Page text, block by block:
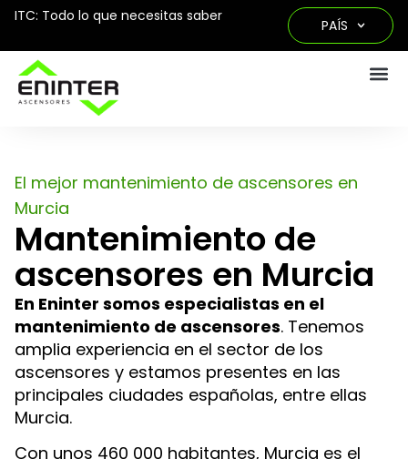
ITC: Todo lo que necesitas saber
PAÍS
El mejor mantenimiento de ascensores en
Murcia
Mantenimiento de
ascensores en Murcia
En Eninter somos especialistas en el
mantenimiento de ascensores. Tenemos
amplia experiencia en el sector de los
ascensores y estamos presentes en las
principales ciudades españolas, entre ellas
Murcia.
Con unos 460 000 habitantes, Murcia es el